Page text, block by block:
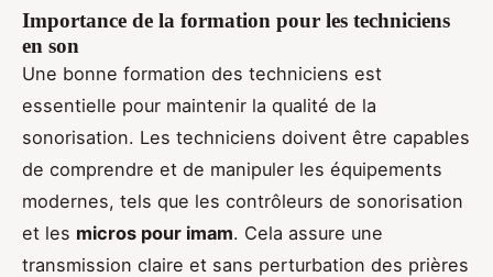
Importance de la formation pour les techniciens
en son
Une bonne formation des techniciens est
essentielle pour maintenir la qualité de la
sonorisation. Les techniciens doivent être capables
de comprendre et de manipuler les équipements
modernes, tels que les contrôleurs de sonorisation
et les micros pour imam. Cela assure une
transmission claire et sans perturbation des prières